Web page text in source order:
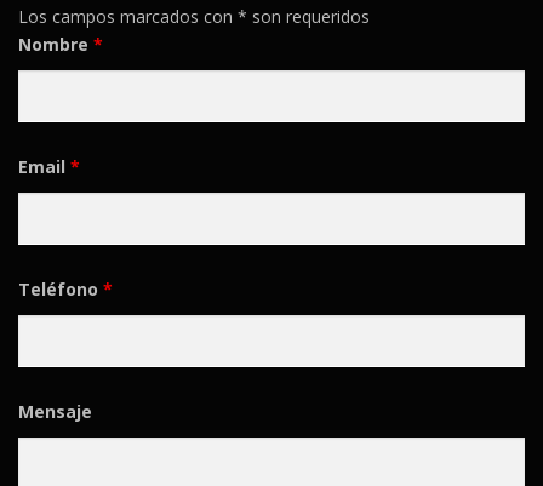
Los campos marcados con * son requeridos
Nombre *
Email *
Teléfono *
Mensaje